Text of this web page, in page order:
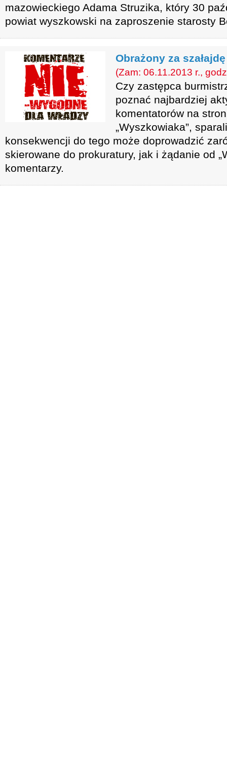
mazowieckiego Adama Struzika, który 30
powiat wyszkowski na zaproszenie starosty
Obrażony za szałajdę
(Zam: 06.11.2013 r.,
Czy zastępca
poznać najbardziej
komentatorów na
„Wyszkowiaka”,
konsekwencji do tego może doprowadzić
skierowane do prokuratury, jak i żądanie od
komentarzy.